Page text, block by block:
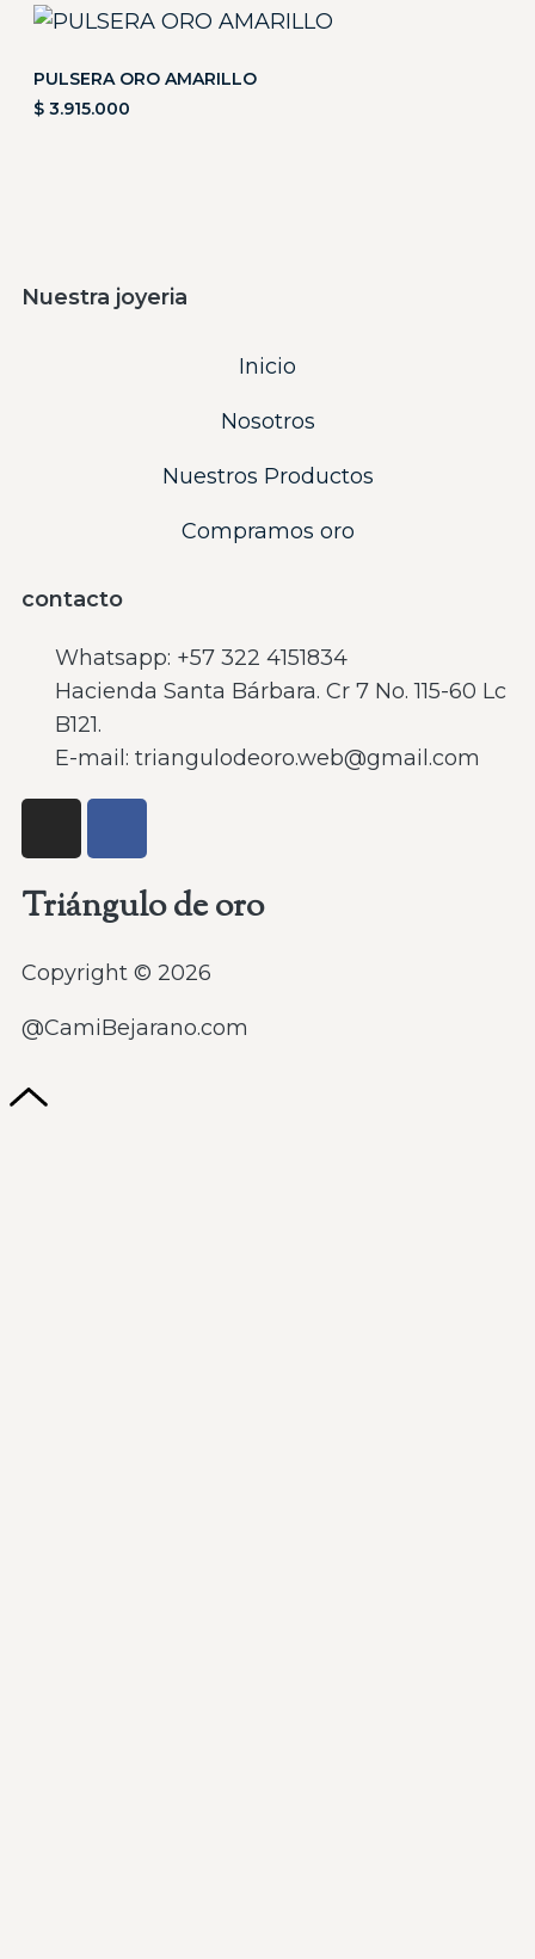
PULSERA ORO AMARILLO
$ 3.915.000
Nuestra joyeria
Inicio
Nosotros
Nuestros Productos
Compramos oro
contacto
Whatsapp: ‪+57 322 4151834‬
Hacienda Santa Bárbara. Cr 7 No. 115-60 Lc
B121.
E-mail: triangulodeoro.web@gmail.com
Triángulo de oro
Copyright © 2026
@CamiBejarano.com